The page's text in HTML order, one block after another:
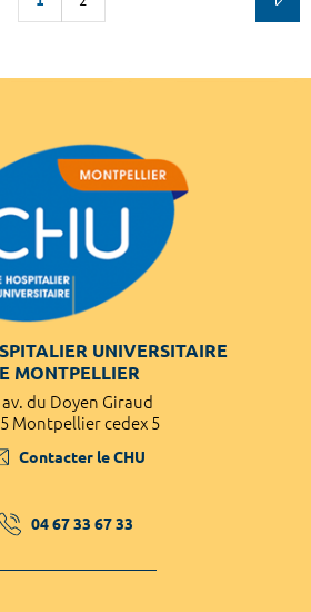
UNIVERSITAIRE
MONTPELLIER
av. du Doyen Giraud
Montpellier cedex 5
Contacter le CHU
04 67 33 67 33